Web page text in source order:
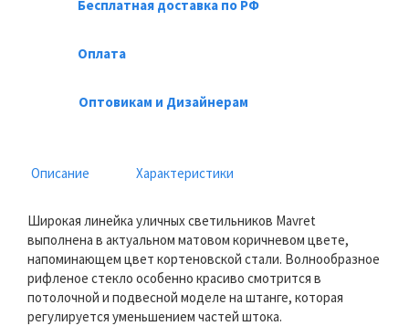
Бесплатная доставка по РФ
Оплата
Оптовикам и Дизайнерам
Описание Характеристики
Широкая линейка уличных светильников Mavret
выполнена в актуальном матовом коричневом цвете,
напоминающем цвет кортеновской стали. Волнообразное
рифленое стекло особенно красиво смотрится в
потолочной и подвесной моделе на штанге, которая
регулируется уменьшением частей штока.